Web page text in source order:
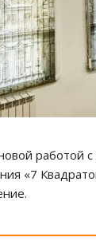
работой с
«7